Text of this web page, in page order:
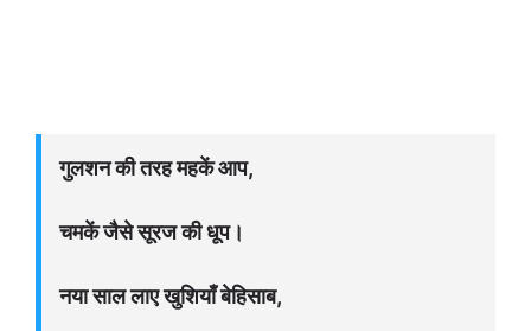
गुलशन की तरह महकें आप,
चमकें जैसे सूरज की धूप।
नया साल लाए खुशियाँ बेहिसाब,